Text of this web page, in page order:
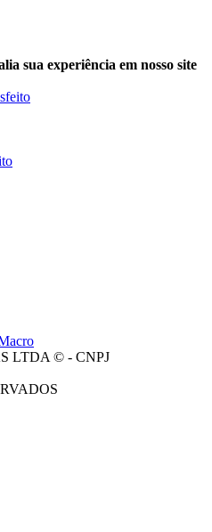
sua experiência em nosso site
LTDA © - CNPJ